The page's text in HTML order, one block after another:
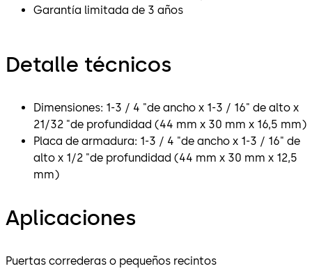
Garantía limitada de 3 años
Detalle técnicos
Dimensiones: 1-3 / 4 "de ancho x 1-3 / 16" de alto x
21/32 "de profundidad (44 mm x 30 mm x 16,5 mm)
Placa de armadura: 1-3 / 4 "de ancho x 1-3 / 16" de
alto x 1/2 "de profundidad (44 mm x 30 mm x 12,5
mm)
Aplicaciones
Puertas correderas o pequeños recintos